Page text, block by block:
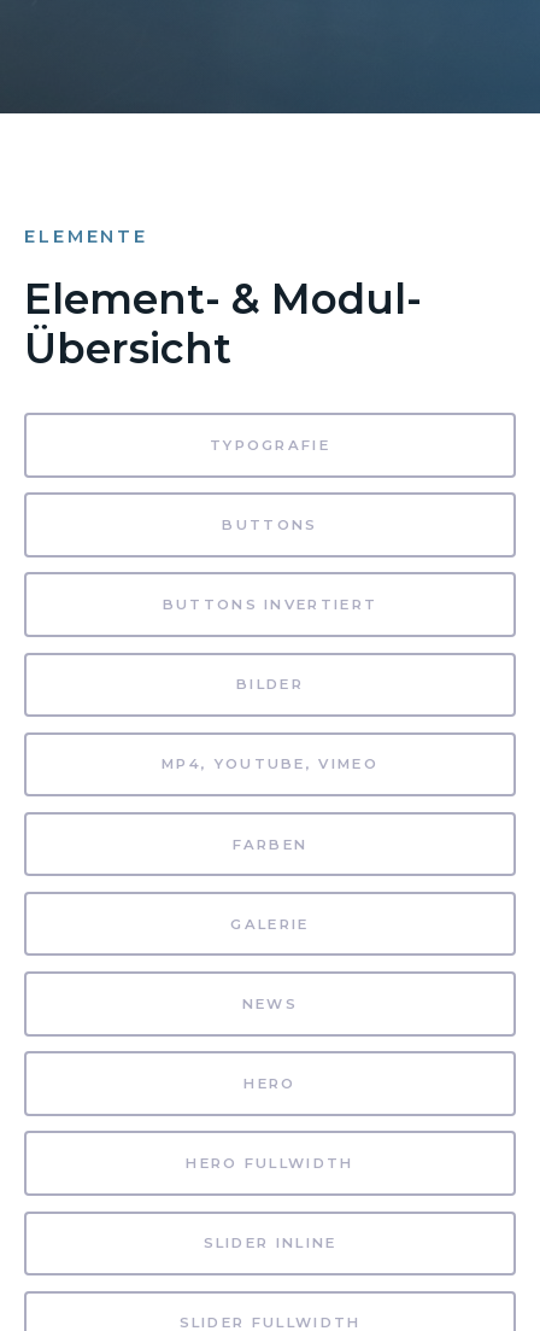
ELEMENTE
Element- & Modul-
Übersicht
TYPOGRAFIE
BUTTONS
BUTTONS INVERTIERT
BILDER
MP4, YOUTUBE, VIMEO
FARBEN
GALERIE
NEWS
HERO
HERO FULLWIDTH
SLIDER INLINE
SLIDER FULLWIDTH